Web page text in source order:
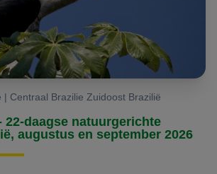
lijkt te zweven. Ontdek
en geniet van de pure, ongerepte
| Centraal Brazilie Zuidoost Brazilië
22-daagse natuurgerichte
augustus en september 2026